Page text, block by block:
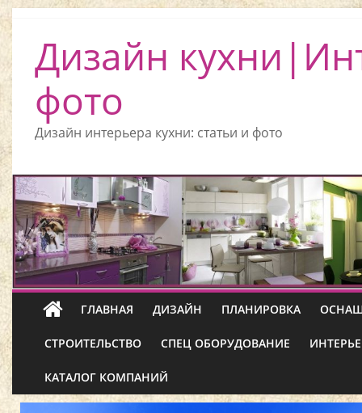
Дизайн
фото
Дизайн интерьера кухни: статьи и фото
ГЛАВНАЯ ДИЗАЙН ПЛАНИРОВКА
СТРОИТЕЛЬСТВО СПЕЦ ОБОРУДОВАНИЕ
КАТАЛОГ КОМПАНИЙ